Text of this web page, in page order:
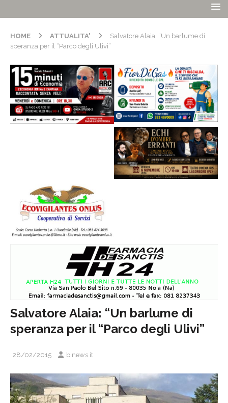
HOME ATTUALITA'
Salvatore Alaia: “Un barlume di
speranza per il “Parco degli Ulivi”
Salvatore Alaia: “Un barlume di
speranza per il “Parco degli Ulivi”
28/02/2015 binews.it